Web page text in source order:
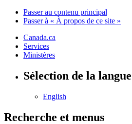
Passer au contenu principal
Passer à « À propos de ce site »
Canada.ca
Services
Ministères
Sélection de la langue
English
Recherche et menus